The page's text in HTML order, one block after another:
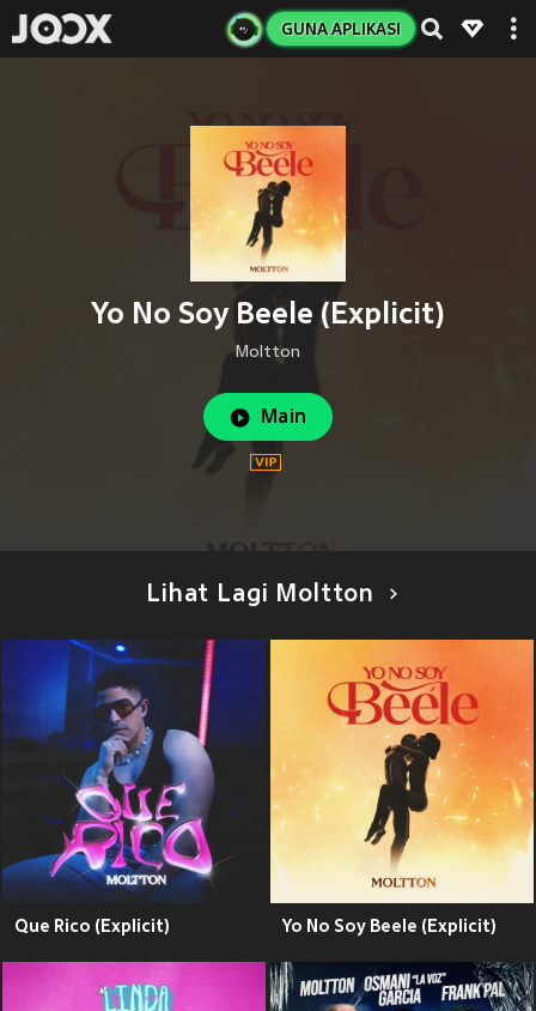
GUNA APLIKASI
Yo No Soy Beele (Explicit)
Moltton
Main
Lihat Lagi Moltton
Que Rico (Explicit) Yo No Soy Beele (Explicit)